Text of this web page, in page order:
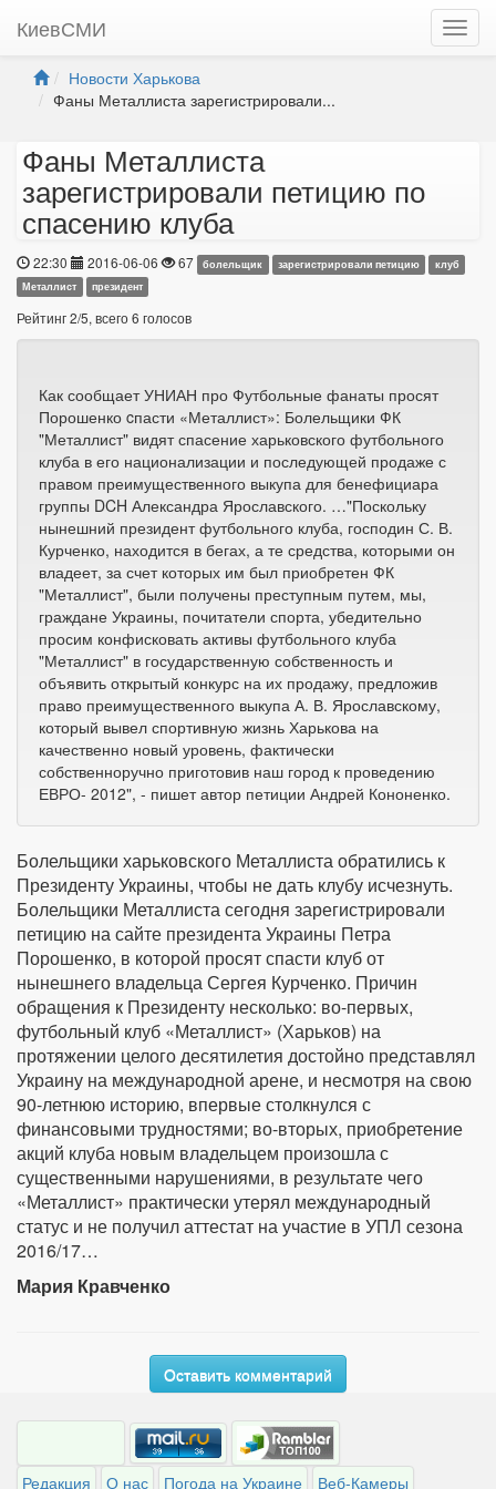
КиевСМИ
Новости Харькова
Фаны Металлиста зарегистрировали...
Фаны Металлиста
зарегистрировали петицию по
спасению клуба
22:30 2016-06-06 67 болельщик зарегистрировали петицию
клуб
Металлист
президент
Рейтинг2/5, всего6 голосов
Как сообщает УНИАН про Футбольные фанаты просят
Порошенко cпасти «Металлист»: Болельщики ФК
"Металлист" видят спасение харьковского футбольного
клуба в его национализации и последующей продаже с
правом преимущественного выкупа для бенефициара
группы DCH Александра Ярославского. …"Поскольку
нынешний президент футбольного клуба, господин С. В.
Курченко, находится в бегах, а те средства, которыми он
владеет, за счет которых им был приобретен ФК
"Металлист", были получены преступным путем, мы,
граждане Украины, почитатели спорта, убедительно
просим конфисковать активы футбольного клуба
"Металлист" в государственную собственность и
объявить открытый конкурс на их продажу, предложив
право преимущественного выкупа А. В. Ярославскому,
который вывел спортивную жизнь Харькова на
качественно новый уровень, фактически
собственноручно приготовив наш город к проведению
ЕВРО- 2012", - пишет автор петиции Андрей Кононенко.
Болельщики харьковского Металлиста обратились к
Президенту Украины, чтобы не дать клубу исчезнуть.
Болельщики Металлиста сегодня зарегистрировали
петицию на сайте президента Украины Петра
Порошенко, в которой просят спасти клуб от
нынешнего владельца Сергея Курченко. Причин
обращения к Президенту несколько: во-первых,
футбольный клуб «Металлист» (Харьков) на
протяжении целого десятилетия достойно представлял
Украину на международной арене, и несмотря на свою
90-летнюю историю, впервые столкнулся с
финансовыми трудностями; во-вторых, приобретение
акций клуба новым владельцем произошла с
существенными нарушениями, в результате чего
«Металлист» практически утерял международный
статус и не получил аттестат на участие в УПЛ сезона
2016/17…
Мария Кравченко
Оставить комментарий
Редакция О нас Погода на Украине Веб-Камеры